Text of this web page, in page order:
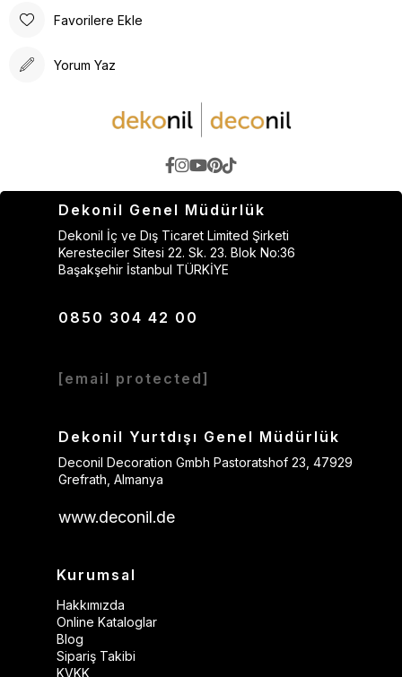
Favorilere Ekle
Yorum Yaz
Dekonil Genel Müdürlük
Dekonil İç ve Dış Ticaret Limited Şirketi
Keresteciler Sitesi 22. Sk. 23. Blok No:36
Başakşehir İstanbul TÜRKİYE
0850 304 42 00
[email protected]
Dekonil Yurtdışı Genel Müdürlük
Deconil Decoration Gmbh Pastoratshof 23, 47929
Grefrath, Almanya
www.deconil.de
Kurumsal
Hakkımızda
Online Kataloglar
Blog
Sipariş Takibi
KVKK